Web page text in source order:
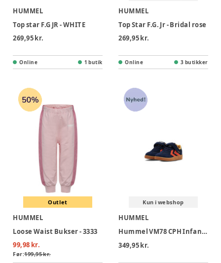
HUMMEL
Top star F.G JR - WHITE
269,95 kr.
Online 1 butik
HUMMEL
Top Star F.G. Jr - Bridal rose
269,95 kr.
Online 3 butikker
Outlet
HUMMEL
Loose Waist Bukser - 3333
99,98 kr.
Før:199,95 kr.
Kun i webshop
HUMMEL
Hummel VM78 CPH Infant Gymnastiksko - Black Iris/Multi Colour
349,95 kr.